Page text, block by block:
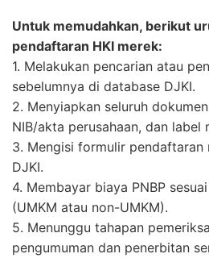
Untuk memudahkan, berikut
pendaftaran HKI merek:
1. Melakukan pencarian atau
sebelumnya di database DJKI.
2. Menyiapkan seluruh
NIB/akta perusahaan, dan label
3. Mengisi formulir pendaftaran
DJKI.
4. Membayar biaya PNBP
(UMKM atau non-UMKM).
5. Menunggu tahapan
pengumuman dan penerbitan